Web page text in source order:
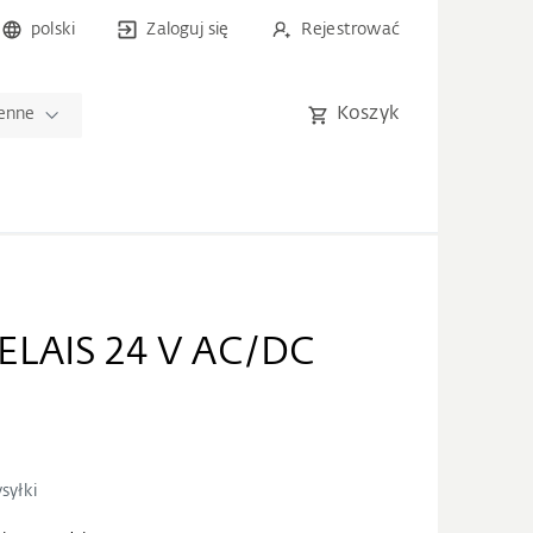
polski Zaloguj się Rejestrować
Koszyk
24 V AC/DC